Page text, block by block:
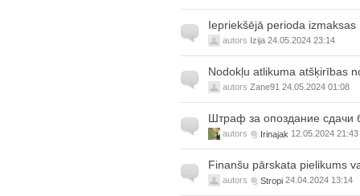
Iepriekšējā perioda izmaksas
autors Izija 24.05.2024 23:14
Nodokļu atlikuma atšķirības
autors Zane91 24.05.2024 01:08
Штраф за опоздание сдачи
autors Irinajak 12.05.2024 21:43
Finanšu pārskata pielikums
autors Stropi 24.04.2024 13:14